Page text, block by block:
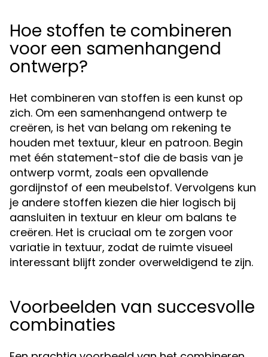
Hoe stoffen te combineren
voor een samenhangend
ontwerp?
Het combineren van stoffen is een kunst op
zich. Om een samenhangend ontwerp te
creëren, is het van belang om rekening te
houden met textuur, kleur en patroon. Begin
met één statement-stof die de basis van je
ontwerp vormt, zoals een opvallende
gordijnstof of een meubelstof. Vervolgens kun
je andere stoffen kiezen die hier logisch bij
aansluiten in textuur en kleur om balans te
creëren. Het is cruciaal om te zorgen voor
variatie in textuur, zodat de ruimte visueel
interessant blijft zonder overweldigend te zijn.
Voorbeelden van succesvolle
combinaties